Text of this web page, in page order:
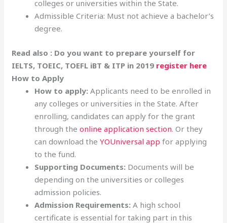
colleges or universities within the State.
Admissible Criteria: Must not achieve a bachelor’s
degree.
Read also : Do you want to prepare yourself for
IELTS, TOEIC, TOEFL iBT & ITP in 2019 register here
How to Apply
How to apply:Applicants need to be enrolled in
any colleges or universities in the State. After
enrolling, candidates can apply for the grant
through theonline application section. Or they
can download theYOUniversal app for applying
to the fund.
Supporting Documents: Documents will be
depending on the universities or colleges
admission policies.
Admission Requirements:A high school
certificate is essential for taking part in this